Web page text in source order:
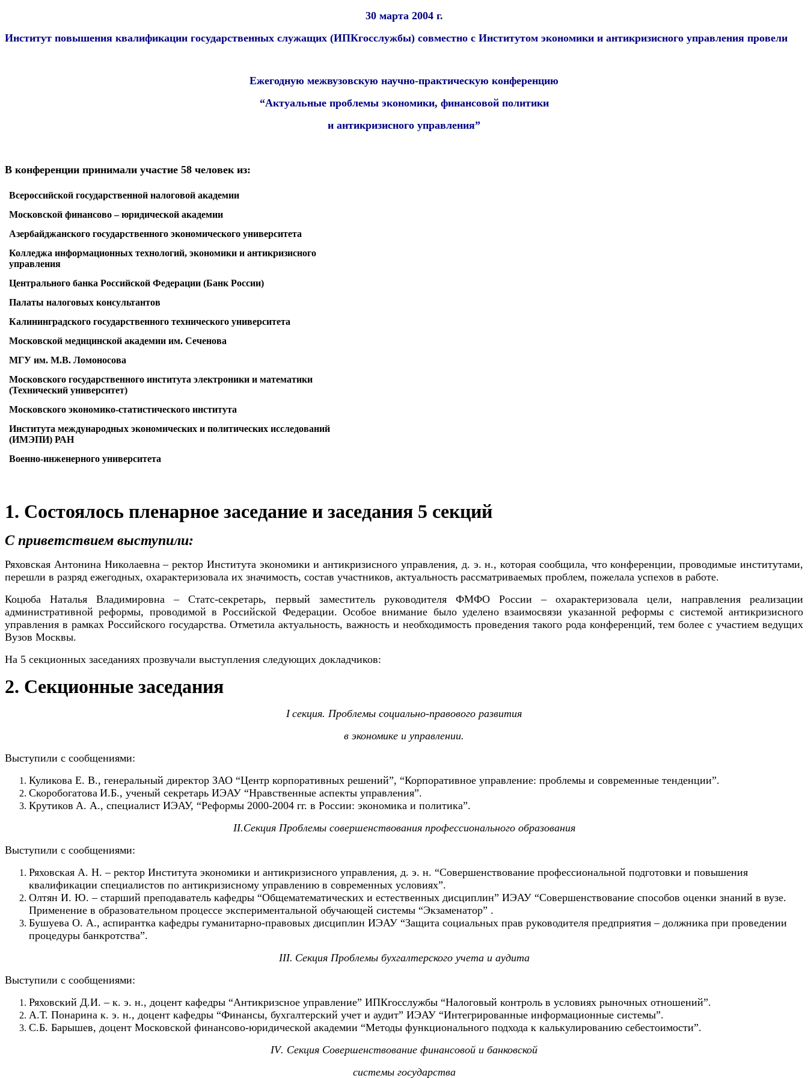
30 марта 2004 г.
Институт повышения квалификации государственных служащих (ИПКгосслужбы) совместно с Институтом экономики и антикризисного управления провели
Ежегодную межвузовскую научно-практическую конференцию
“Актуальные проблемы экономики, финансовой политики
и антикризисного управления”
В конференции принимали участие 58 человек из:
Всероссийской государственной налоговой академии
Московской финансово – юридической академии
Азербайджанского государственного экономического университета
Колледжа информационных технологий, экономики и антикризисного
управления
Центрального банка Российской Федерации (Банк России)
Палаты налоговых консультантов
Калининградского государственного технического университета
Московской медицинской академии им. Сеченова
МГУ им. М.В. Ломоносова
Московского государственного института электроники и математики
(Технический университет)
Московского экономико-статистического института
Института международных экономических и политических исследований
(ИМЭПИ) РАН
Военно-инженерного университета
1. Состоялось пленарное заседание и заседания 5 секций
С приветствием выступили:
Ряховская Антонина Николаевна – ректор Института экономики и антикризисного управления, д. э. н., которая сообщила, что конференции, проводимые институтами,
перешли в разряд ежегодных, охарактеризовала их значимость, состав участников, актуальность рассматриваемых проблем, пожелала успехов в работе.
Коцюба Наталья Владимировна – Статс-секретарь, первый заместитель руководителя ФМФО России – охарактеризовала цели, направления реализации
административной реформы, проводимой в Российской Федерации. Особое внимание было уделено взаимосвязи указанной реформы с системой антикризисного
управления в рамках Российского государства. Отметила актуальность, важность и необходимость проведения такого рода конференций, тем более с участием ведущих
Вузов Москвы.
На 5 секционных заседаниях прозвучали выступления следующих докладчиков:
2. Секционные заседания
I секция. Проблемы социально-правового развития
в экономике и управлении.
Выступили с сообщениями:
Куликова Е. В., генеральный директор ЗАО “Центр корпоративных решений”, “Корпоративное управление: проблемы и современные тенденции”.
Скоробогатова И.Б., ученый секретарь ИЭАУ “Нравственные аспекты управления”.
Крутиков А. А., специалист ИЭАУ, “Реформы 2000-2004 гг. в России: экономика и политика”.
II.Секция Проблемы совершенствования профессионального образования
Выступили с сообщениями:
Ряховская А. Н. – ректор Института экономики и антикризисного управления, д. э. н. “Совершенствование профессиональной подготовки и повышения
квалификации специалистов по антикризисному управлению в современных условиях”.
Олтян И. Ю. – старший преподаватель кафедры “Общематематических и естественных дисциплин” ИЭАУ “Совершенствование способов оценки знаний в вузе.
Применение в образовательном процессе экспериментальной обучающей системы “Экзаменатор” .
Бушуева О. А., аспирантка кафедры гуманитарно-правовых дисциплин ИЭАУ “Защита социальных прав руководителя предприятия – должника при проведении
процедуры банкротства”.
III. Секция Проблемы бухгалтерского учета и аудита
Выступили с сообщениями:
Ряховский Д.И. – к. э. н., доцент кафедры “Антикризсное управление” ИПКгосслужбы “Налоговый контроль в условиях рыночных отношений”.
А.Т. Понарина к. э. н., доцент кафедры “Финансы, бухгалтерский учет и аудит” ИЭАУ “Интегрированные информационные системы”.
С.Б. Барышев, доцент Московской финансово-юридической академии “Методы функционального подхода к калькулированию себестоимости”.
IV. Секция Совершенствование финансовой и банковской
системы государства